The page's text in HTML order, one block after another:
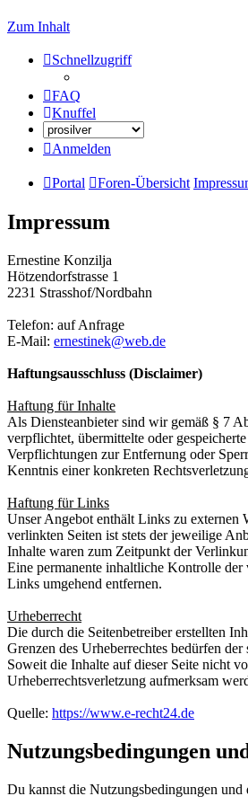
Zum Inhalt
Schnellzugriff
FAQ
Knuffel
Anmelden
Portal Foren-Übersicht
Impressum
Ernestine Konzilja
Hötzendorfstrasse 1
2231 Strasshof/Nordbahn
Telefon: auf Anfrage
E-Mail: ernestinek@web.de
Haftungsausschluss (Disclaimer)
Haftung für Inhalte
Als Diensteanbieter sind wir gemäß § 7
verpflichtet, übermittelte oder
Verpflichtungen zur Entfernung oder
Kenntnis einer konkreten
Haftung für Links
Unser Angebot enthält Links zu externen
verlinkten Seiten ist stets der jeweilige
Inhalte waren zum Zeitpunkt der
Eine permanente inhaltliche Kontrolle
Links umgehend entfernen.
Urheberrecht
Die durch die Seitenbetreiber erstellten
Grenzen des Urheberrechtes bedürfen
Soweit die Inhalte auf dieser Seite nicht
Urheberrechtsverletzung aufmerksam
Quelle: https://www.e-recht24.de
Nutzungsbedingungen
Du kannst die Nutzungsbedingungen